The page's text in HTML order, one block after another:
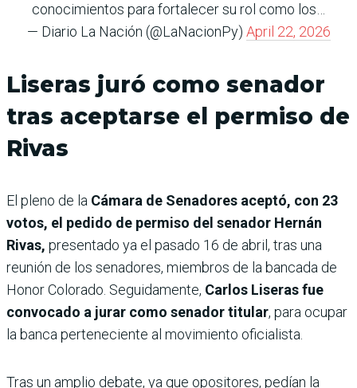
conocimientos para fortalecer su rol como los…
— Diario La Nación (@LaNacionPy) April 22, 2026
Liseras juró como senador
tras aceptarse el permiso de
Rivas
El pleno de la Cámara de Senadores aceptó, con 23
votos, el pedido de permiso del senador Hernán
Rivas, presentado ya el pasado 16 de abril, tras una
reunión de los senadores, miembros de la bancada de
Honor Colorado. Seguidamente, Carlos Liserasfue
convocado a jurar como senador titular, para ocupar
la banca perteneciente al movimiento oficialista.
Tras un amplio debate, ya que opositores, pedían la